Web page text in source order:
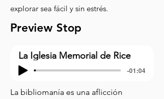
explorar sea fácil y sin estrés.
Preview Stop
La Iglesia Memorial de Rice
-01:04
La bibliomanía es una aflicción